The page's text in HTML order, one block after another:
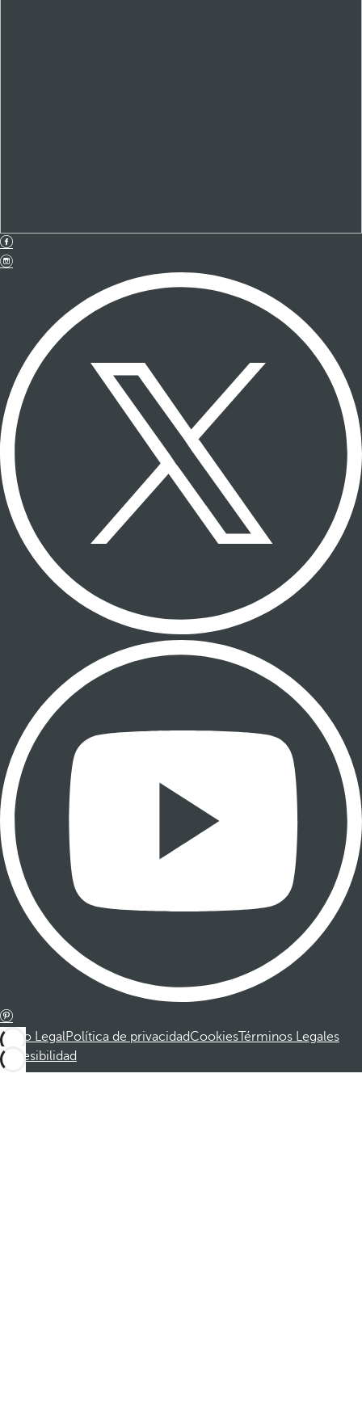
Aviso LegalPolítica de privacidadCookiesTérminos Legales
Accesibilidad